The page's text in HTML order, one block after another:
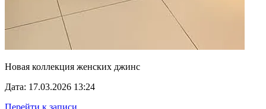
Новая коллекция женских джинс
Дата: 17.03.2026 13:24
Перейти к записи